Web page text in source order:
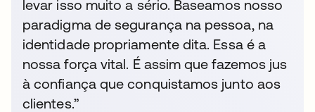
levar isso muito a sério. Baseamos nosso
paradigma de segurança na pessoa, na
identidade propriamente dita. Essa é a
nossa força vital. É assim que fazemos jus
à confiança que conquistamos junto aos
clientes.”